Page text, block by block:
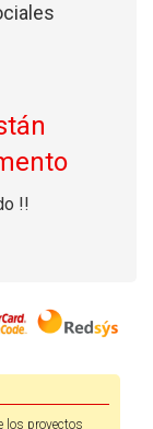
!!
los proyectos